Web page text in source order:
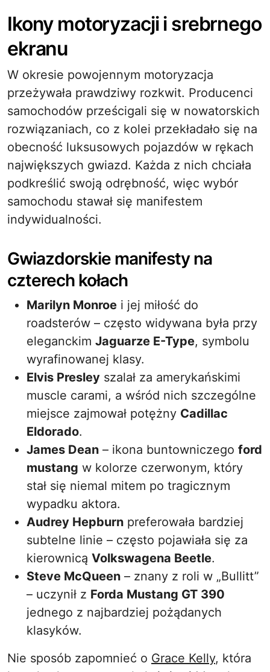
Ikony motoryzacji i srebrnego
ekranu
W okresie powojennym motoryzacja
przeżywała prawdziwy rozkwit. Producenci
samochodów prześcigali się w nowatorskich
rozwiązaniach, co z kolei przekładało się na
obecność luksusowych pojazdów w rękach
największych gwiazd. Każda z nich chciała
podkreślić swoją odrębność, więc wybór
samochodu stawał się manifestem
indywidualności.
Gwiazdorskie manifesty na
czterech kołach
Marilyn Monroe i jej miłość do
roadsterów – często widywana była przy
eleganckim Jaguarze E-Type, symbolu
wyrafinowanej klasy.
Elvis Presley szalał za amerykańskimi
muscle carami, a wśród nich szczególne
miejsce zajmował potężny Cadillac
Eldorado.
James Dean – ikona buntowniczego ford
mustang w kolorze czerwonym, który
stał się niemal mitem po tragicznym
wypadku aktora.
Audrey Hepburn preferowała bardziej
subtelne linie – często pojawiała się za
kierownicą Volkswagena Beetle.
Steve McQueen – znany z roli w „Bullitt”
– uczynił z Forda Mustang GT 390
jednego z najbardziej pożądanych
klasyków.
Nie sposób zapomnieć o Grace Kelly, która